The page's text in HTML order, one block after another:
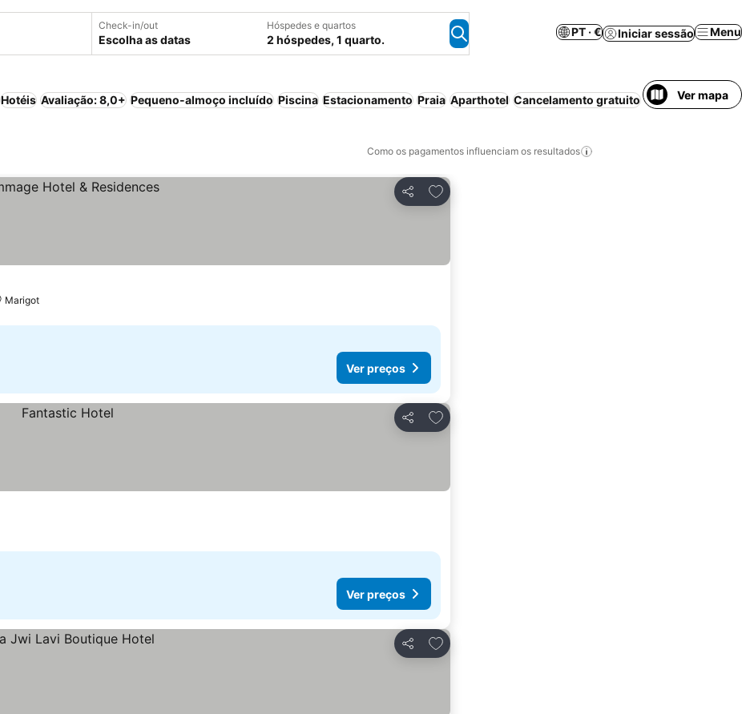
Check-in/out
Escolha as datas
Hóspedes e quartos
2 hóspedes, 1 quarto.
PT · € Iniciar sessão Menu
Hotéis Avaliação: 8,0+ Pequeno-almoço incluído Piscina Estacionamento Praia Aparthotel Cancelamento gratuito Ver mapa
Como os pagamentos influenciam os resultados
Partilhar
Adicionar aos favoritos
Marigot
Ver preços
Partilhar
Adicionar aos favoritos
Ver preços
Partilhar
Adicionar aos favoritos